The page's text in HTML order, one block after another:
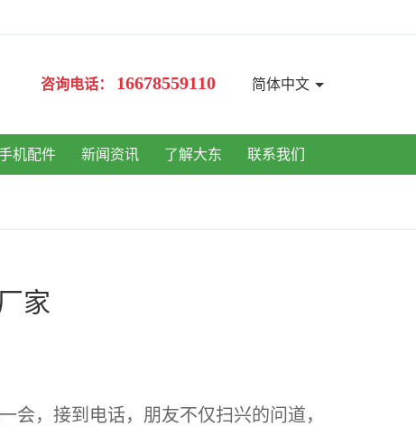
简体中文
咨询电话： 16678559110
机配件 新闻资讯 了解大东 联系我们
家
，接到电话，朋友不仅扫兴的问道，